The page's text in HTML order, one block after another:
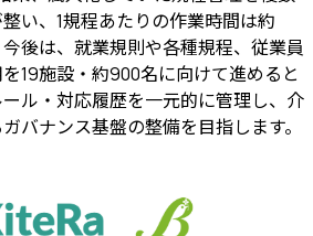
い、1規程あたりの作業時間は約
後は、就業規則や各種規程、従業員
19施設・約900名に向けて進めると
ル・対応履歴を一元的に管理し、介
バナンス基盤の整備を目指します。